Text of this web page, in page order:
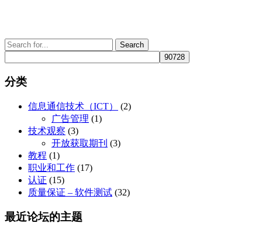
Search
for:
分类
信息通信技术（ICT）
(2)
广告管理 (1)
技术观察 (3)
开放获取期刊 (3)
教程 (1)
职业和工作 (17)
认证 (15)
质量保证 – 软件测试 (32)
最近论坛的主题